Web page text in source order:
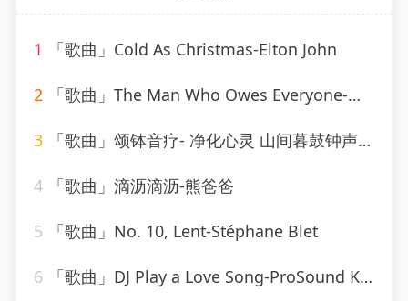
1 「歌曲」Cold As Christmas-Elton John
2 「歌曲」The Man Who Owes Everyone-Willie Nelson
3 「歌曲」颂钵音疗- 净化心灵 山间暮鼓钟声-糖喵心理
4 「歌曲」滴沥滴沥-熊爸爸
5 「歌曲」No. 10, Lent-Stéphane Blet
6 「歌曲」DJ Play a Love Song-ProSound Karaoke Band